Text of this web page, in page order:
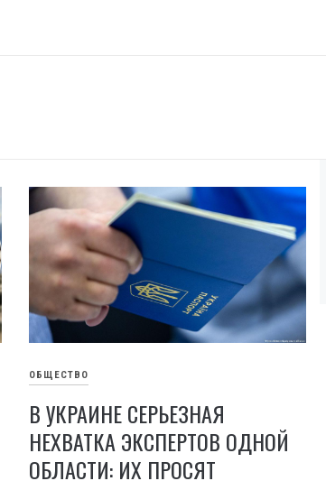
ОБЩЕСТВО
В УКРАИНЕ СЕРЬЕЗНАЯ
НЕХВАТКА ЭКСПЕРТОВ ОДНОЙ
ОБЛАСТИ: ИХ ПРОСЯТ